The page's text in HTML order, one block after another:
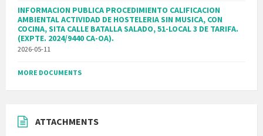
INFORMACION PUBLICA PROCEDIMIENTO CALIFICACION
AMBIENTAL ACTIVIDAD DE HOSTELERIA SIN MUSICA, CON
COCINA, SITA CALLE BATALLA SALADO, 51-LOCAL 3 DE TARIFA.
(EXPTE. 2024/9440 CA-OA).
2026-05-11
MORE DOCUMENTS
ATTACHMENTS